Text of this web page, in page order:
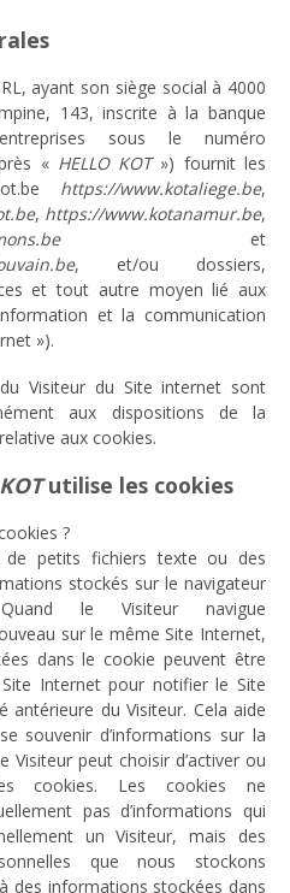
ayant son siège social à 4000
143, inscrite à la banque
sous le numéro
« HELLO KOT») fournit les
https://www.kotaliege.be,
, https://www.kotanamur.be,
et
, et/ou dossiers,
et tout autre moyen lié aux
et la communication
»).
Visiteur du Site internet sont
aux dispositions de la
aux cookies.
utilise les cookies
?
de petits fichiers texte ou des
stockés sur le navigateur
le Visiteur navigue
sur le même Site Internet,
dans le cookie peuvent être
Internet pour notifier le Site
antérieure du Visiteur. Cela aide
souvenir d’informations sur la
Visiteur peut choisir d’activer ou
cookies. Les cookies ne
pas d’informations qui
un Visiteur, mais des
que nous stockons
des informations stockées dans